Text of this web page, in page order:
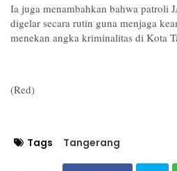
Ia juga menambahkan bahwa patroli
digelar secara rutin guna menjaga
menekan angka kriminalitas di Kota
(Red)
Tags Tangerang